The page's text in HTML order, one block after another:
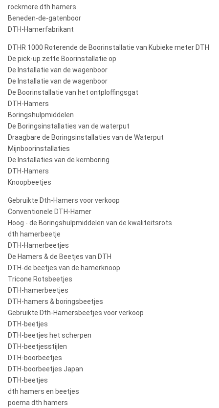
rockmore dth hamers
Beneden-de-gatenboor
DTH-Hamerfabrikant
DTHR 1000 Roterende de Boorinstallatie van Kubieke meter DTH
De pick-up zette Boorinstallatie op
De Installatie van de wagenboor
De Installatie van de wagenboor
De Boorinstallatie van het ontploffingsgat
DTH-Hamers
Boringshulpmiddelen
De Boringsinstallaties van de waterput
Draagbare de Boringsinstallaties van de Waterput
Mijnboorinstallaties
De Installaties van de kernboring
DTH-Hamers
Knoopbeetjes
Gebruikte Dth-Hamers voor verkoop
Conventionele DTH-Hamer
Hoog - de Boringshulpmiddelen van de kwaliteitsrots
dth hamerbeetje
DTH-Hamerbeetjes
De Hamers & de Beetjes van DTH
DTH-de beetjes van de hamerknoop
Tricone Rotsbeetjes
DTH-hamerbeetjes
DTH-hamers & boringsbeetjes
Gebruikte Dth-Hamersbeetjes voor verkoop
DTH-beetjes
DTH-beetjes het scherpen
DTH-beetjesstijlen
DTH-boorbeetjes
DTH-boorbeetjes Japan
DTH-beetjes
dth hamers en beetjes
poema dth hamers